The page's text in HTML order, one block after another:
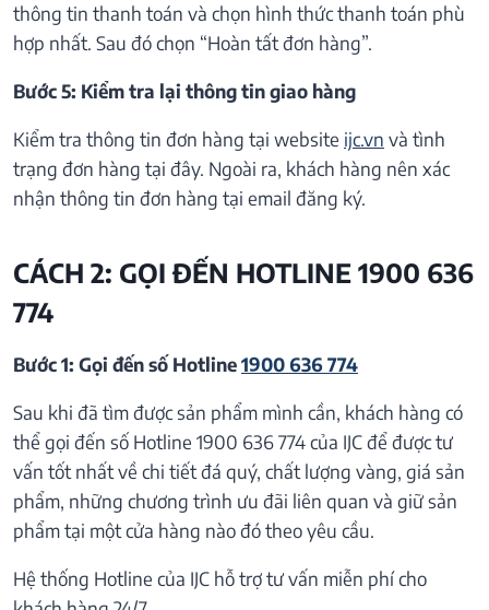
thông tin thanh toán và chọn hình thức thanh toán phù
hợp nhất. Sau đó chọn “Hoàn tất đơn hàng”.
Bước 5: Kiểm tra lại thông tin giao hàng
Kiểm tra thông tin đơn hàng tại website ijc.vn và tình
trạng đơn hàng tại đây. Ngoài ra, khách hàng nên xác
nhận thông tin đơn hàng tại email đăng ký.
CÁCH 2: GỌI ĐẾN HOTLINE 1900 636
774
Bước 1: Gọi đến số Hotline1900 636 774
Sau khi đã tìm được sản phẩm mình cần, khách hàng có
thể gọi đến số Hotline 1900 636 774 của IJC để được tư
vấn tốt nhất về chi tiết đá quý, chất lượng vàng, giá sản
phẩm, những chương trình ưu đãi liên quan và giữ sản
phẩm tại một cửa hàng nào đó theo yêu cầu.
Hệ thống Hotline của IJC hỗ trợ tư vấn miễn phí cho